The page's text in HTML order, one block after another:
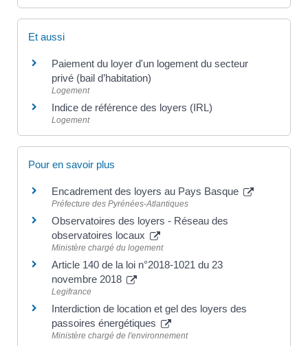
Et aussi
Paiement du loyer d'un logement du secteur
privé (bail d’habitation)
Logement
Indice de référence des loyers (IRL)
Logement
Pour en savoir plus
Encadrement des loyers au Pays Basque
Préfecture des Pyrénées-Atlantiques
Observatoires des loyers - Réseau des
observatoires locaux
Ministère chargé du logement
Article 140 de la loi n°2018-1021 du 23
novembre 2018
Legifrance
Interdiction de location et gel des loyers des
passoires énergétiques
Ministère chargé de l'environnement